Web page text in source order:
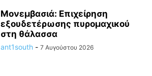
Μονεμβασιά: Επιχείρηση
εξουδετέρωσης πυρομαχικού
στη θάλασσα
ant1south - 7 Αυγούστου 2026